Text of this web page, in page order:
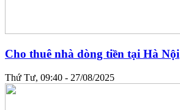
Cho thuê nhà dòng tiền tại Hà Nội
Thứ Tư, 09:40 - 27/08/2025